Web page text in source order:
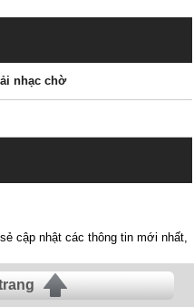
nhạc chờ
cập nhật các thông tin mới nhất,